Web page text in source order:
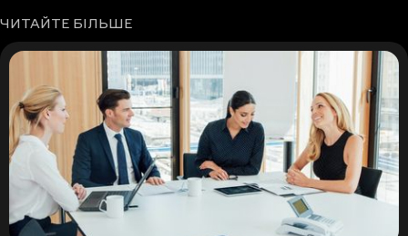
ЧИТАЙТЕ БІЛЬШЕ